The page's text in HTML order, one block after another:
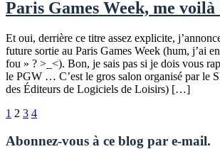
Paris Games Week, me voilà
Et oui, derrière ce titre assez explicite,
future sortie au Paris Games Week (hum, j’ai
fou » ? >_<). Bon, je sais pas si je dois vous
le PGW … C’est le gros salon organisé par le
des Éditeurs de Logiciels de Loisirs) […]
Pagination
des
1 2 3 4
Abonnez-vous à ce blog par e-mail.